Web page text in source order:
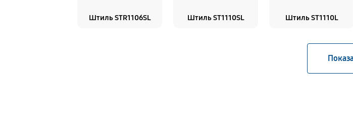
Штиль STR1106SL Штиль ST1110SL Штиль ST1110L